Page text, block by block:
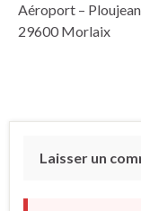
Aéroport – Ploujean
29600 Morlaix
Laisser un